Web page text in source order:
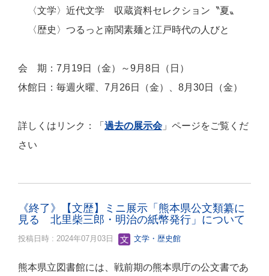
〈文学〉近代文学 収蔵資料セレクション〝夏〟
〈歴史〉つるっと南関素麺と江戸時代の人びと
会 期：7月19日（金）～9月8日（日）
休館日：毎週火曜、7月26日（金）、8月30日（金）
詳しくはリンク：「 過去の展示会」ページをご覧くだ
さい
《終了》【文歴】ミニ展示「熊本県公文類纂に
見る 北里柴三郎・明治の紙幣発行」について
投稿日時 : 2024年07月03日 文学・歴史館
熊本県立図書館には、戦前期の熊本県庁の公文書であ